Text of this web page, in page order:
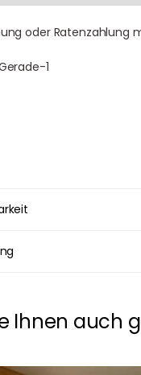
oder Ratenzahlung
1
Ihnen auch